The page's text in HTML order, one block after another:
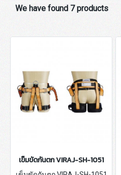
We have found 7 products
เข็มขัดกันตก VIRAJ-SH-1051